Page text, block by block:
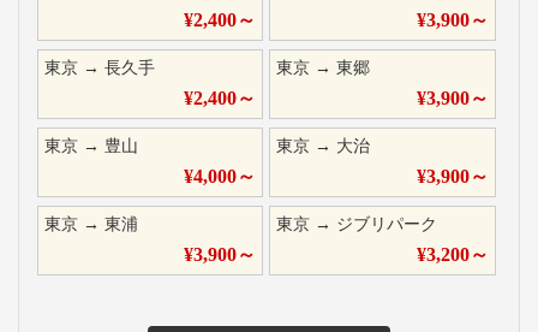
¥2,400～ ¥3,900～
東京 → 長久手
¥2,400～
東京 →東郷
¥3,900～
東京 → 豊山
¥4,000～
東京 → 大治
¥3,900～
東京 → 東浦
¥3,900～
東京 → ジブリパーク
¥3,200～